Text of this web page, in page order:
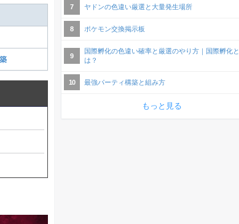
ヤドンの色違い厳選と大量発生場所
ポケモン交換掲示板
国際孵化の色違い確率と厳選のやり方｜国際孵化と
は？
最強パーティ構築と組み方
もっと見る